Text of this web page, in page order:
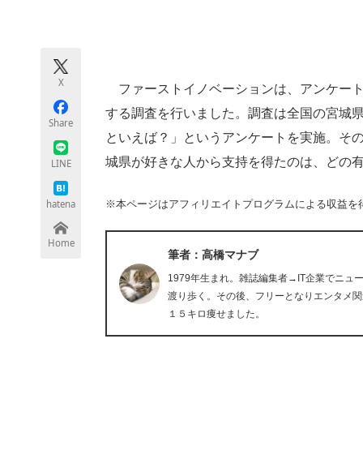
ちょっと気になるネットの話題
X
Share
LINE
hatena
Home
ファーストイノベーションは、アンケー
する調査を行いました。調査は全国の宮城
といえば？」というアンケートを実施。そ
城県が好きな人から支持を得たのは、どの
※本ページはアフィリエイトプログラムによる収益を
筆者：高橋マナブ
1979年生まれ。雑誌編集者→IT企業でニュ
渡り歩く。その後、フリーとなりエンタメ
１５キロ痩せました。